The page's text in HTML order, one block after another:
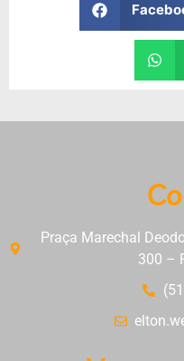
Praça Marechal
300 –